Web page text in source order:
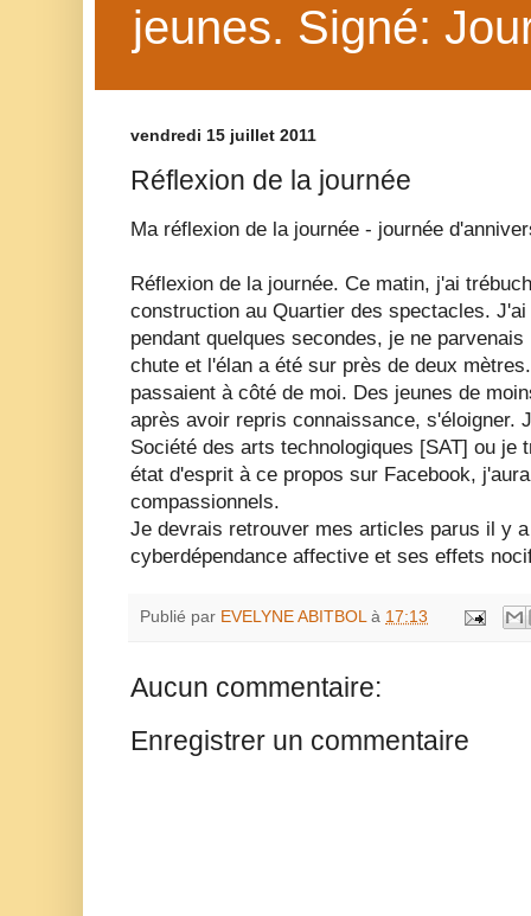
jeunes. Signé:
vendredi 15 juillet 2011
Réflexion de la journée
Ma réflexion de la journée - journée
Réflexion de la journée. Ce matin, j'ai
construction au Quartier des spectacles.
pendant quelques secondes, je ne
chute et l'élan a été sur près de deux
passaient à côté de moi. Des jeunes de
après avoir repris connaissance, s'éloigner.
Société des arts technologiques [SAT] ou je
état d'esprit à ce propos sur Facebook,
compassionnels.
Je devrais retrouver mes articles parus il y
cyberdépendance affective et ses effets
Publié par EVELYNE ABITBOL à 17:13
Aucun commentaire:
Enregistrer un commentaire